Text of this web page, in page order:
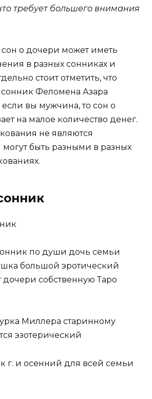
требует большего внимания
о дочери может иметь
в разных сонниках и
стоит отметить, что
Феломена Азара
если вы мужчина, то сон о
на малое количество денег.
не являются
быть разными в разных
по души дочь семьи
большой эротический
собственную Таро
Миллера старинному
эзотерический
и осенний для всей семьи